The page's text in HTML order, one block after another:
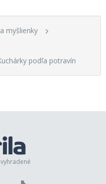
myšlienky
podľa potravín